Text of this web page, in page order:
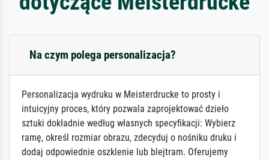
Na czym polega personalizacja?
Personalizacja wydruku w Meisterdrucke to prosty i
intuicyjny proces, który pozwala zaprojektować dzieło
sztuki dokładnie według własnych specyfikacji: Wybierz
ramę, określ rozmiar obrazu, zdecyduj o nośniku druku i
dodaj odpowiednie oszklenie lub blejtram. Oferujemy